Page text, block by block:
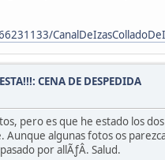
CENA DE DESPEDIDA
pero es que he estado los
Aunque algunas fotos os
por allÃƒÂ­. Salud.